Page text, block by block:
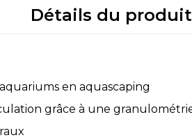
Détails du produit
en aquascaping
grâce à une